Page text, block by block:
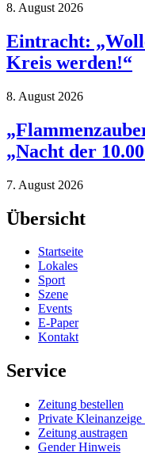
8. August 2026
Eintracht:
Kreis werden!“
8. August 2026
„Nacht der
7. August 2026
Übersicht
Startseite
Lokales
Sport
Szene
Events
E-Paper
Kontakt
Service
Zeitung bestellen
Private Kleinanzeige
Zeitung austragen
Gender Hinweis